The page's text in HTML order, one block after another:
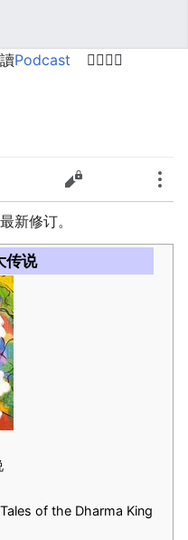
Podcast 🙋‍♂️🙋‍♀️
新修订。
传说
of the Dharma King